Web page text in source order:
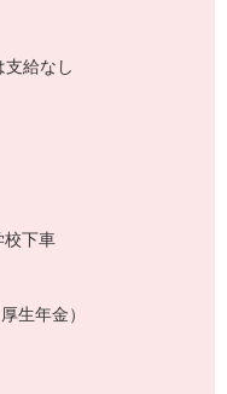
給なし
校下車
生年金）